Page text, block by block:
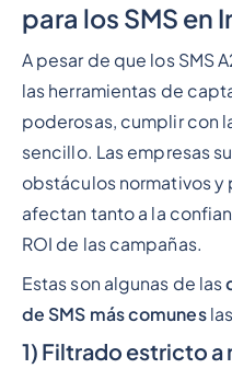
para los SMS en
A pesar de que los SMS
las herramientas de
poderosas, cumplir con
sencillo. Las empresas
obstáculos normativos
afectan tanto a la
ROI de las campañas.
Estas son algunas de las
de SMS más comunes
1) Filtrado estricto